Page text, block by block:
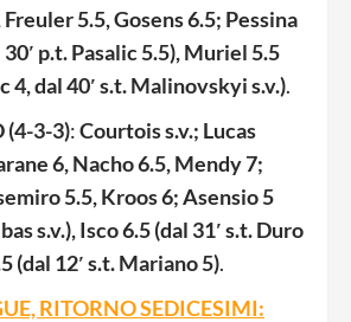
Freuler 5.5, Gosens 6.5; Pessina
p.t. Pasalic 5.5), Muriel 5.5
4, dal 40′ s.t. Malinovskyi s.v.).
(4-3-3):Courtois s.v.; Lucas
6, Nacho 6.5, Mendy 7;
5.5, Kroos 6; Asensio 5
s.v.), Isco 6.5 (dal 31′ s.t. Duro
(dal 12′ s.t. Mariano 5).
RITORNO SEDICESIMI: